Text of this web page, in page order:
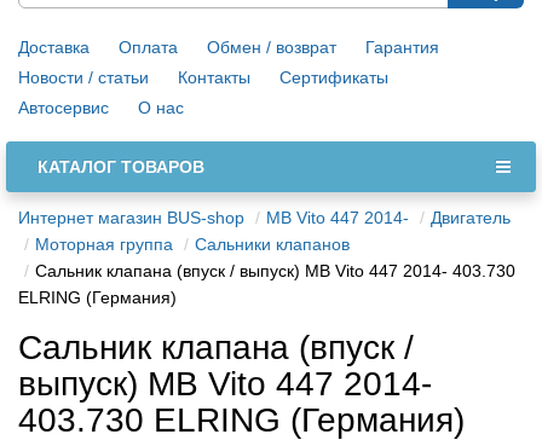
Доставка Оплата Обмен / возврат
Гарантия
Новости / статьи
Контакты
Сертификаты
Автосервис
О нас
КАТАЛОГ ТОВАРОВ
Интернет магазин BUS-shop MB Vito 447 2014-
Двигатель
Моторная группа
Сальники клапанов
Сальник клапана (впуск / выпуск) MB Vito 447 2014- 403.730
ELRING (Германия)
Сальник клапана (впуск /
выпуск) MB Vito 447 2014-
403.730 ELRING (Германия)